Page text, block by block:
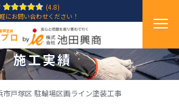
(4.8)
にお問い合わせください！
根塗装
ロ
施工実績
市戸塚区 駐輪場区画ライン塗装工事